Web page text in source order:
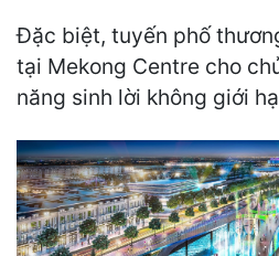
Đặc biệt, tuyến phố
tại Mekong Centre cho
năng sinh lời không giới